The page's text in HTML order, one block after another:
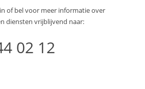
of bel voor meer informatie over
diensten vrijblijvend naar:
02 12